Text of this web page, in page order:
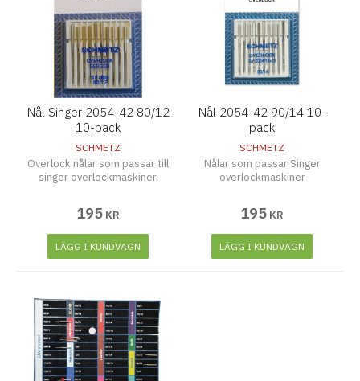
Nål Singer 2054-42 80/12
10-pack
SCHMETZ
Overlock nålar som passar till
singer overlockmaskiner.
195 KR
LÄGG I KUNDVAGN
Nål 2054-42 90/14 10-
pack
SCHMETZ
Nålar som passar Singer
overlockmaskiner
195 KR
LÄGG I KUNDVAGN